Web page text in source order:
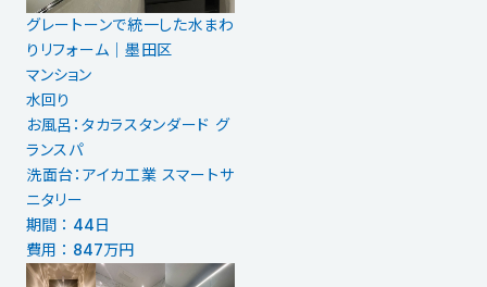
グレートーンで統一した水まわ
りリフォーム｜墨田区
マンション
水回り
お風呂：タカラスタンダード グ
ランスパ
洗面台：アイカ工業 スマートサ
ニタリー
期間 ： 44日
費用 ： 847万円